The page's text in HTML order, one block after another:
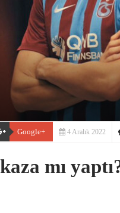
Google+ 4 Aralık 2022
mı